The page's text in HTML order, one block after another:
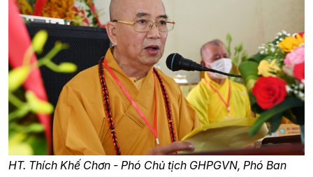
HT. Thích Khế Chơn - Phó Chủ tịch GHPGVN, Phó Ban